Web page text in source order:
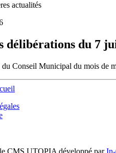
actualités
délibérations du 7
Conseil Municipal du mois de
CMS UTOPIA développé par